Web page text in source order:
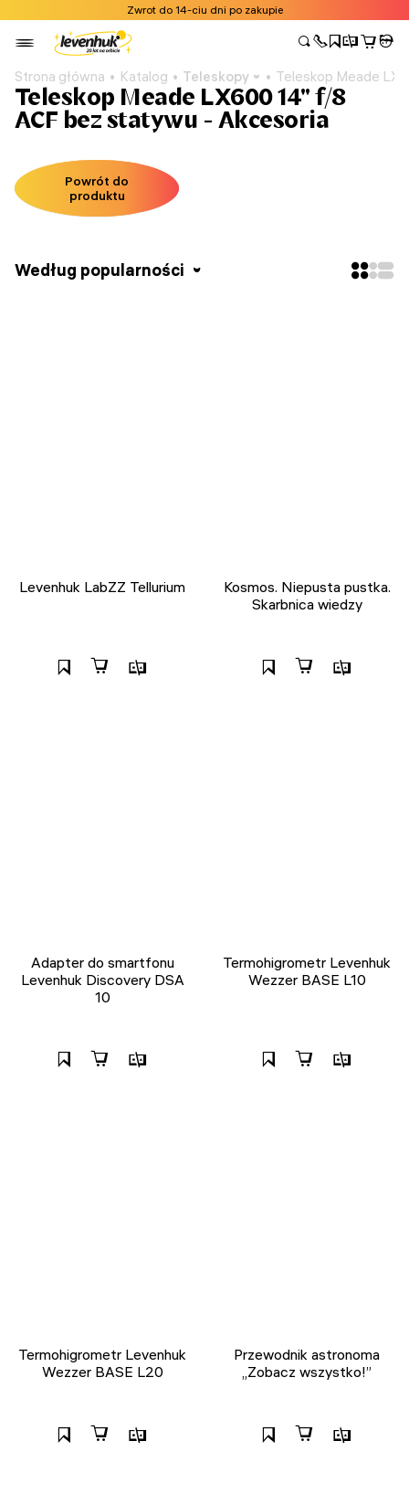
Zwrot do 14-ciu dni po zakupie
Strona główna Katalog Teleskopy Teleskop Meade
Teleskop Meade LX600 14" f/8
ACF bez statywu - Akcesoria
Powrót do
produktu
Według popularności
Levenhuk LabZZ Tellurium
Kosmos. Niepusta pustka.
Skarbnica wiedzy
Adapter do smartfonu
Levenhuk Discovery DSA
10
Termohigrometr Levenhuk
Wezzer BASE L10
Termohigrometr Levenhuk
Wezzer BASE L20
Przewodnik astronoma
„Zobacz wszystko!”